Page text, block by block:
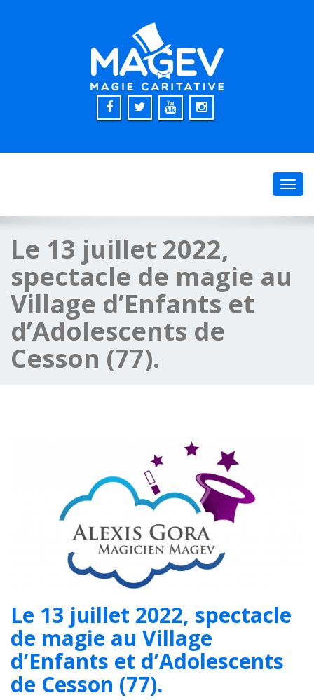
Le 13 juillet 2022,
spectacle de magie au
Village d’Enfants et
d’Adolescents de
Cesson (77).
Le 13 juillet 2022, spectacle
de magie au Village
d’Enfants et d’Adolescents
de Cesson (77).